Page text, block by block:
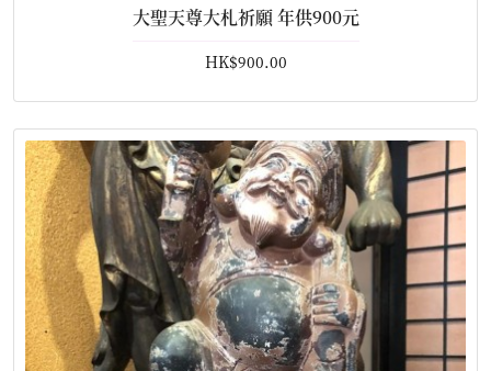
大聖天尊大札祈願 年供900元
HK$900.00